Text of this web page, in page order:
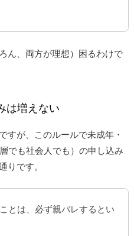
ん、両方が理想）困るわけで
は増えない
すが、このルールで未成年・
でも社会人でも）の申し込み
りです。
とは、必ず親バレするとい